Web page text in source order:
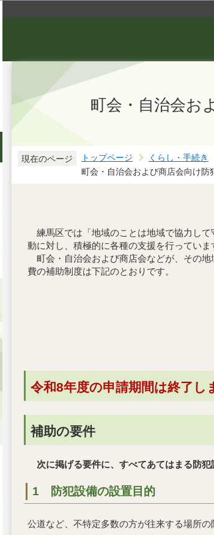
町会・自治会お
現在のページ トップページ くらし・手続き
町会・自治会および商店会向け
練馬区では「地域のことは地域で協力し
動に対し、積極的に各種の支援を行っていま
町会・自治会および商店会などが、その
費の補助制度は下記のとおりです。
令和8年度の申請期間は終了し
補助の要件
次に掲げる要件に、すべてあてはまる防犯
1 防犯設備の設置目的
公道など、不特定多数の方が往来する場所